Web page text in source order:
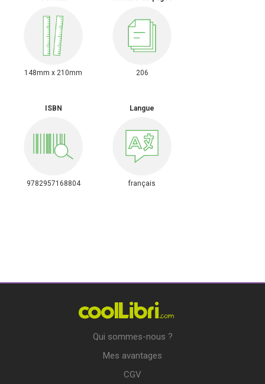
148mm x 210mm 206
ISBN
9782957168804
Langue
français
Qui sommes-nous ?
Mes avantages
CGV